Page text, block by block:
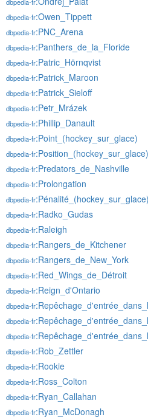
dbpedia-fr:Owen_Tippett
dbpedia-fr:PNC_Arena
dbpedia-fr:Panthers_de_la_Floride
dbpedia-fr:Patric_Hörnqvist
dbpedia-fr:Patrick_Maroon
dbpedia-fr:Patrick_Sieloff
dbpedia-fr:Petr_Mrázek
dbpedia-fr:Phillip_Danault
dbpedia-fr:Point_(hockey_sur_glace)
dbpedia-fr:Position_(hockey_sur_glace)
dbpedia-fr:Predators_de_Nashville
dbpedia-fr:Prolongation
dbpedia-fr
dbpedia-fr:Radko_Gudas
dbpedia-fr:Raleigh
dbpedia-fr:Rangers_de_Kitchener
dbpedia-fr:Rangers_de_New_York
dbpedia-fr:Red_Wings_de_Détroit
dbpedia-fr:Reign_d'Ontario
dbpedia-fr
dbpedia-fr
dbpedia-fr
dbpedia-fr:Rob_Zettler
dbpedia-fr:Rookie
dbpedia-fr:Ross_Colton
dbpedia-fr:Ryan_Callahan
dbpedia-fr:Ryan_McDonagh